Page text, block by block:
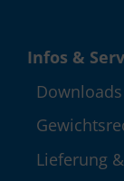
Infos &
Down­loads
Lieferung